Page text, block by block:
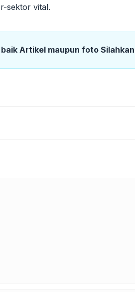
sektor vital.
Artikel maupun foto Silahkan